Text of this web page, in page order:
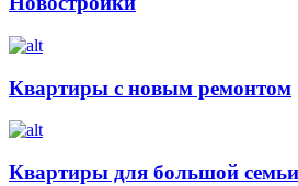
Квартиры с новым ремонтом
Квартиры для большой семьи